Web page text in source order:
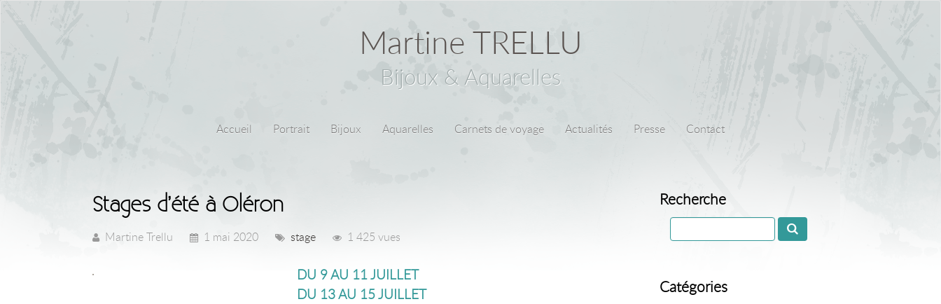
Martine TRELLU
Bijoux & Aquarelles
Accueil Portrait Bijoux Aquarelles Carnets de voyage Actualités Presse Contact
Stages d’été à Oléron
Martine Trellu 1 mai 2020 stage 1 425 vues
DU 9 AU 11 JUILLET
DU 13 AU 15 JUILLET
Recherche
Catégories